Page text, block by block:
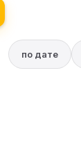
по дате